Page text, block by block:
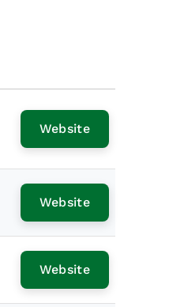
Website
Website
Website